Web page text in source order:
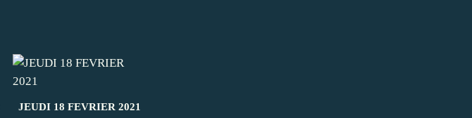
JEUDI 18 FEVRIER 2021